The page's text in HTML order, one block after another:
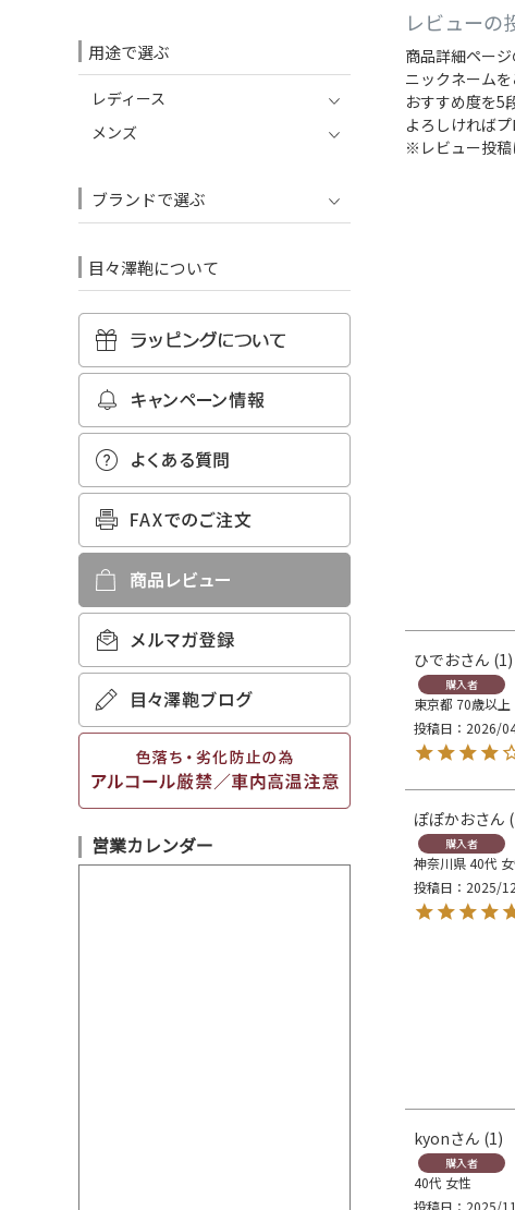
用途で選ぶ
レディース
メンズ
ブランドで選ぶ
目々澤鞄について
営業カレンダー
レビューの
商品詳細ペー
ニックネームを
おすすめ度を5
よろしければ
※レビュー投稿
ひでお
1
購入者
東京都 70歳以上
投稿日
2026/
ぽぽかお
購入者
神奈川県40代
投稿日
2025/
kyon 1
購入者
40代 女性